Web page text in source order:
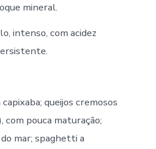
mineral.
intenso, com acidez
queijos cremosos
com pouca maturação;
mar; spaghetti a